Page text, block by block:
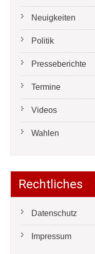
Neuigkeiten
Politik
Presseberichte
Termine
Videos
Wahlen
Rechtliches
Datenschutz
Impressum